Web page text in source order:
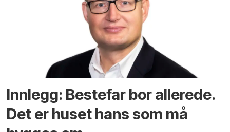
Innlegg: Bestefar bor allerede.
Det er huset hans som må